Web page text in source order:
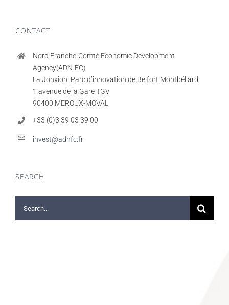
CONTACT
Nord Franche-Comté Economic Development
Agency(ADN-FC)
La Jonxion, Parc d’innovation de Belfort Montbéliard
1 avenue de la Gare TGV
90400 MEROUX-MOVAL
+33 (0)3 39 03 39 00
invest@adnfc.fr
SEARCH
Search
for: